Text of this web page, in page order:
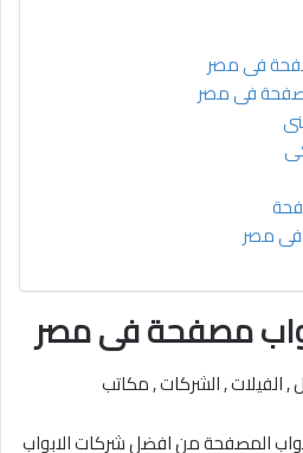
فى مصر
فى مصر
فى مصر
مصفحة فى مصر
, الفيلات , الشركات , مكاتب
المصفحة من افضل شركات الابواب